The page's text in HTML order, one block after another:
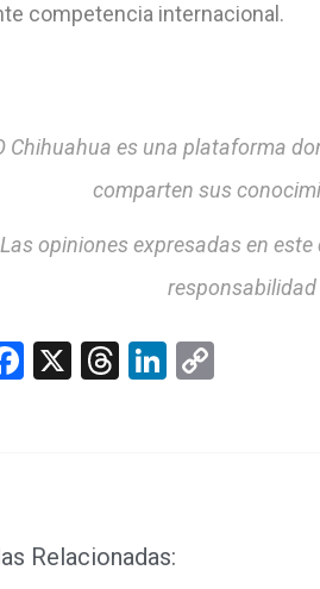
competencia internacional.
Chihuahua es una plataforma
comparten sus
Las opiniones expresadas en
responsabilidad
Facebook
X Threads
LinkedIn
Relacionadas: